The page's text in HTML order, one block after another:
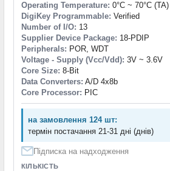
Operating Temperature: 0°C ~ 70°C (TA)
DigiKey Programmable: Verified
Number of I/O: 13
Supplier Device Package: 18-PDIP
Peripherals: POR, WDT
Voltage - Supply (Vcc/Vdd): 3V ~ 3.6V
Core Size: 8-Bit
Data Converters: A/D 4x8b
Core Processor: PIC
на замовлення 124 шт:
термін постачання 21-31 дні (днів)
Підписка на надходження
КІЛЬКІСТЬ